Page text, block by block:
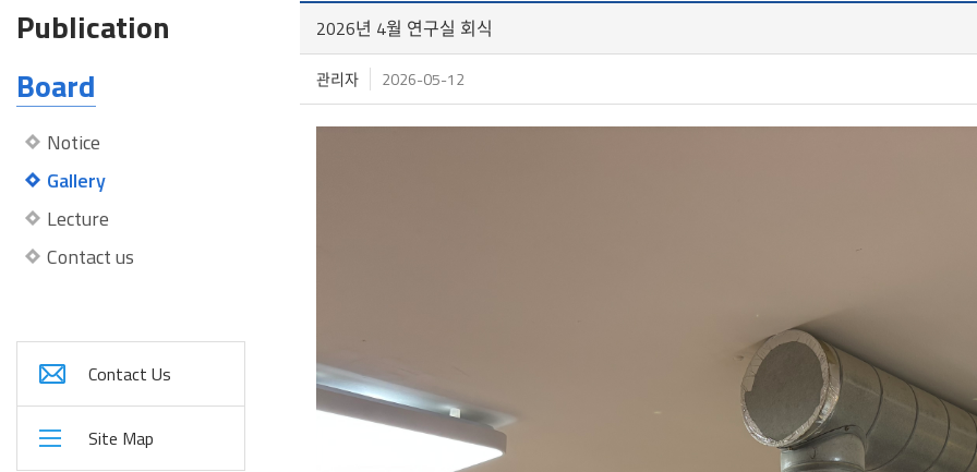
Publication
Board
Notice
Gallery
Lecture
Contact us
Contact Us
Site Map
2026년 4월 연구실 회식
관리자 2026-05-12